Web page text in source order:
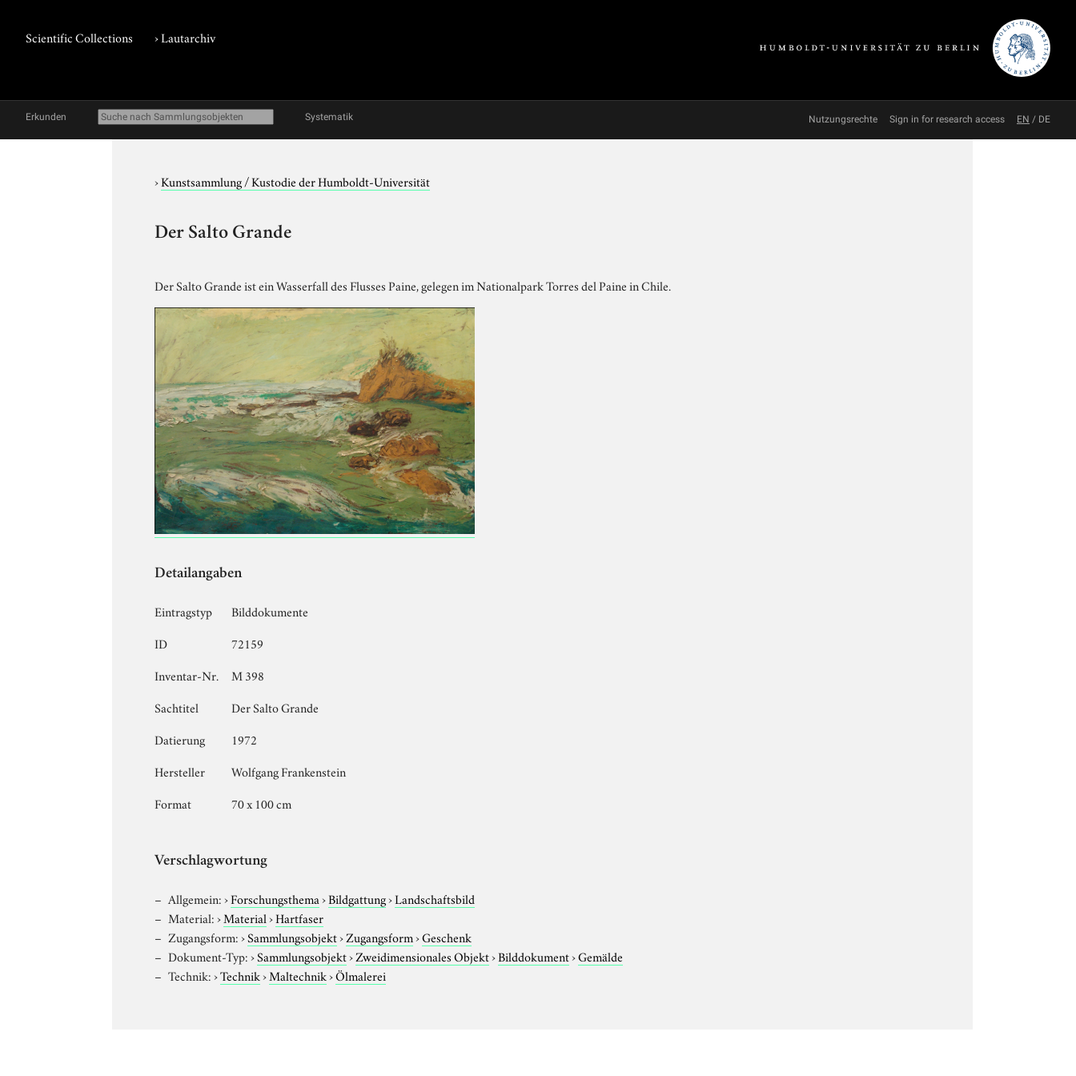
Scientific Collections ›Lautarchiv
Erkunden Systematik Nutzungsrechte Sign in for research access EN / DE
›Kunstsammlung / Kustodie der Humboldt-Universität
Der Salto Grande
Der Salto Grande ist ein Wasserfall des Flusses Paine, gelegen im Nationalpark Torres del Paine in Chile.
Detailangaben
Eintragstyp
Bilddokumente
ID
72159
Inventar-Nr.
M 398
Sachtitel
Der Salto Grande
Datierung
1972
Hersteller
Wolfgang Frankenstein
Format
70 x 100 cm
Verschlagwortung
Allgemein:›Forschungsthema›Bildgattung›Landschaftsbild
Material:›Material›Hartfaser
Zugangsform:›Sammlungsobjekt›Zugangsform›Geschenk
Dokument-Typ:›Sammlungsobjekt›Zweidimensionales Objekt›Bilddokument›Gemälde
Technik:›Technik›Maltechnik›Ölmalerei